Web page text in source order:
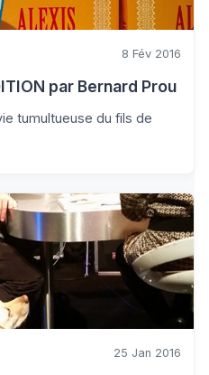
8 Fév 2016
par Bernard Prou
tumultueuse du fils de
25 Jan 2016